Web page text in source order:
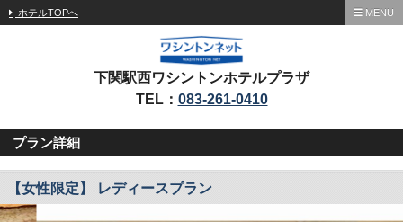
ホテルTOPへ MENU
下関駅西ワシントンホテルプラザ
TEL： 083-261-0410
プラン詳細
【女性限定】 レディースプラン